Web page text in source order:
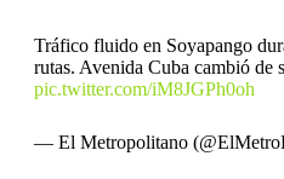
Tráfico fluido en Soyapango
rutas. Avenida Cuba cambió de
pic.twitter.com/iM8JGPh0oh
— El Metropolitano